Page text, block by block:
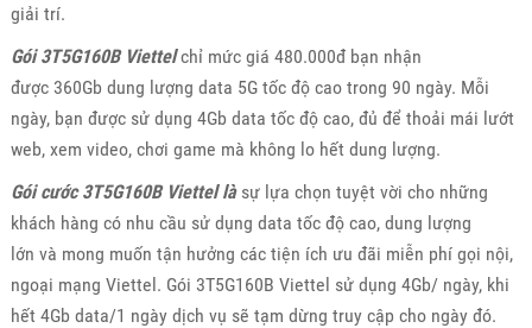
giải trí.
Gói 3T5G160B Viettelchỉ mức giá 480.000đ bạn nhận
được 360Gb dung lượng data 5G tốc độ cao trong 90 ngày. Mỗi
ngày, bạn được sử dụng 4Gb data tốc độ cao, đủ để thoải mái lướt
web, xem video, chơi game mà không lo hết dung lượng.
Gói cước 3T5G160B Viettel làsự lựa chọn tuyệt vời cho những
khách hàng có nhu cầu sử dụng data tốc độ cao, dung lượng
lớn và mong muốn tận hưởng các tiện ích ưu đãi miễn phí gọi nội,
ngoại mạng Viettel. Gói 3T5G160B Viettel sử dụng 4Gb/ ngày, khi
hết 4Gb data/1 ngày dịch vụ sẽ tạm dừng truy cập cho ngày đó.